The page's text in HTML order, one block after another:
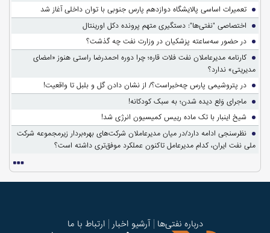
تعمیرات اساسی پالایشگاه دوازدهم پارس جنوبی با توان داخلی آغاز شد
اختصاصی "نفتی‌ها": دستگیری متهم پرونده دکل اورینتال
در حضور سه‌ساعته پزشکیان در وزارت نفت چه گذشت؟
کارنامه مدیرعاملان نفت فلات قاره؛ چرا دوره احمدرضا راستی هنوز «امضای
مدیریتی» ندارد؟
در پتروشیمی پارس چه‌خبراست؟/ از نشان دادن گل و بلبل تا واقعیت!
ماجرای وَلع دیده شدن؛ به سبک کودکانه!
شیخ اینبار با تک ماده رییس کمیسیون انرژی شد!
نظرسنجی ادامه دارد/در میان مدیرعاملان شرکت‌های بهره‌بردار زیرمجموعه شرکت
ملی نفت ایران، کدام مدیرعامل تاکنون عملکرد موفق‌تری داشته است؟
درباره نفتی‌ها آرشیو اخبار ارتباط با ما